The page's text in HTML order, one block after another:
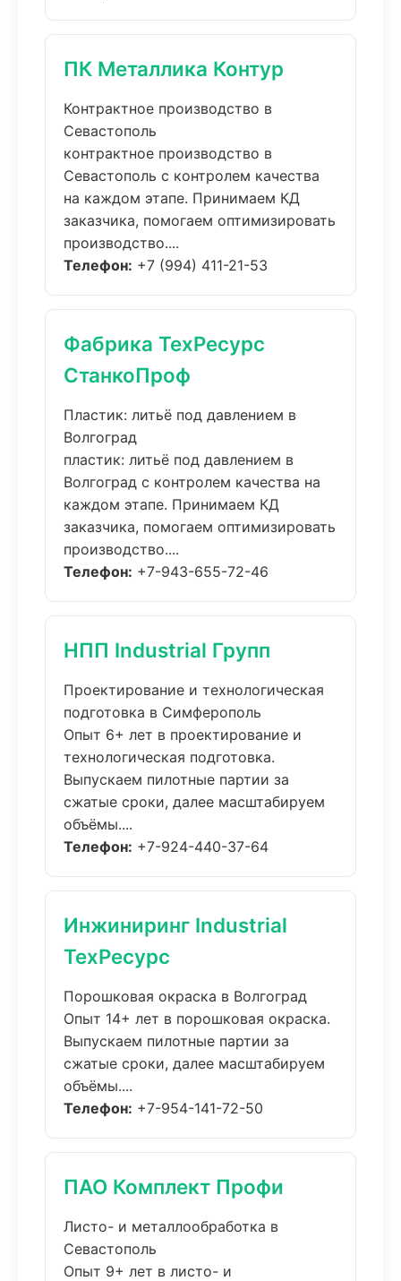
ПК Металлика Контур
Контрактное производство в
Севастополь
контрактное производство в
Севастополь с контролем качества
на каждом этапе. Принимаем КД
заказчика, помогаем оптимизировать
производство....
Телефон: +7 (994) 411-21-53
Фабрика ТехРесурс
СтанкоПроф
Пластик: литьё под давлением в
Волгоград
пластик: литьё под давлением в
Волгоград с контролем качества на
каждом этапе. Принимаем КД
заказчика, помогаем оптимизировать
производство....
Телефон: +7-943-655-72-46
НПП Industrial Групп
Проектирование и технологическая
подготовка в Симферополь
Опыт 6+ лет в проектирование и
технологическая подготовка.
Выпускаем пилотные партии за
сжатые сроки, далее масштабируем
объёмы....
Телефон: +7-924-440-37-64
Инжиниринг Industrial
ТехРесурс
Порошковая окраска в Волгоград
Опыт 14+ лет в порошковая окраска.
Выпускаем пилотные партии за
сжатые сроки, далее масштабируем
объёмы....
Телефон: +7-954-141-72-50
ПАО Комплект Профи
Листо- и металлообработка в
Севастополь
Опыт 9+ лет в листо- и